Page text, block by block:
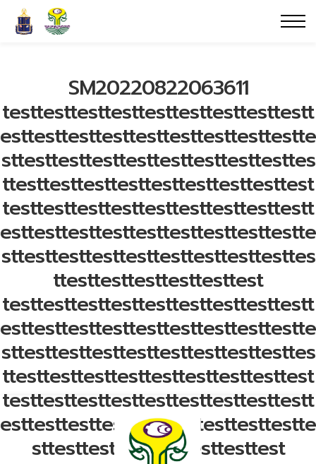
SM20220822063611
testtesttesttesttesttesttesttesttestt
esttesttesttesttesttesttesttesttestte
sttesttesttesttesttesttesttesttesttes
ttesttesttesttesttesttesttesttesttest
testtesttesttesttesttesttesttesttestt
esttesttesttesttesttesttesttesttestte
sttesttesttesttesttesttesttesttesttes
ttesttesttesttesttesttest
testtesttesttesttesttesttesttesttestt
esttesttesttesttesttesttesttesttestte
sttesttesttesttesttesttesttesttesttes
ttesttesttesttesttesttesttesttesttest
testtesttesttesttesttesttesttesttestt
esttesttesttesttesttesttesttesttestte
sttesttesttesttesttesttesttest